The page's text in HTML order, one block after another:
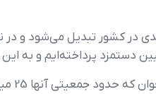
در کشور تبدیل می‌شود و در
دستمزد پرداخته‌ایم و
از